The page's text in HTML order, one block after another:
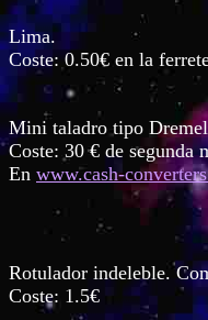
Lima.
Coste: 0.50€ en la
Mini taladro tipo
Coste: 30 € de segunda
En www.cash-
Rotulador indeleble.
Coste: 1.5€